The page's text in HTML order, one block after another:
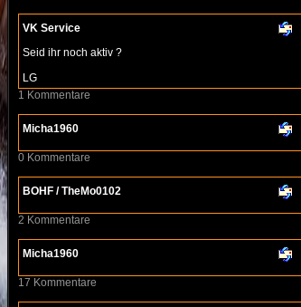
VK Service
Seid ihr noch aktiv ?
LG
1 Kommentare
Micha1960
0 Kommentare
BOHF / TheMo0102
2 Kommentare
Micha1960
17 Kommentare